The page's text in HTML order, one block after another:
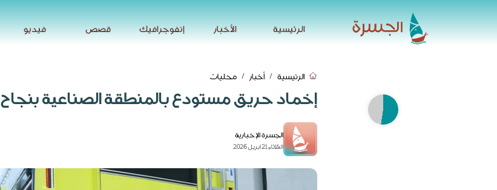
الرئيسية الأخبار إنفوجرافيك قصص فيديو
الرئيسية أخبار محليات
إخماد حريق مستودع بالمنطقة الصناعية بنجاح
الجسرة الإخبارية
الثلاثاء 21 ابريل 2026